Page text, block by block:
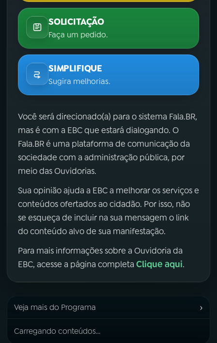
SOLICITAÇÃO
Faça um pedido.
SIMPLIFIQUE
Sugira melhorias.
Você será direcionado(a) para o sistema Fala.BR,
mas é com a EBC que estará dialogando. O
Fala.BR é uma plataforma de comunicação da
sociedade com a administração pública, por
meio das Ouvidorias.
Sua opinião ajuda a EBC a melhorar os serviços e
conteúdos ofertados ao cidadão. Por isso, não
se esqueça de incluir na sua mensagem o link
do conteúdo alvo de sua manifestação.
Para mais informações sobre a Ouvidoria da
EBC, acesse a página completa Clique aqui.
Veja mais do Programa ›
Carregando conteúdos...